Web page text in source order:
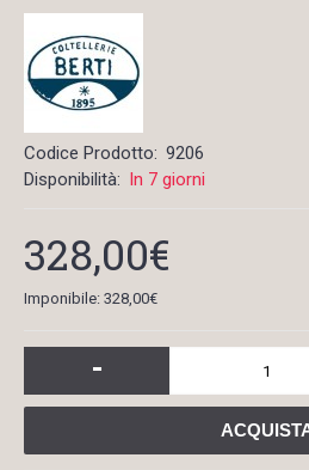
Codice Prodotto: 9206
Disponibilità: In 7 giorni
328,00€
Imponibile: 328,00€
-